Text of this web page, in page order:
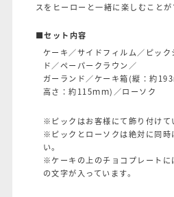
スをヒーローと一緒に楽しむことが
■セット内容
ケーキ／サイドフィルム／ピッ
ド／ペーパークラウン／
ガーランド／ケーキ箱(縦：約
高さ：約115ｍｍ)／ローソク
※ピックはお客様にて飾り付けて
※ピックとローソクは絶対に同時
い。
※ケーキの上のチョコプレートに
の文字が入っています。